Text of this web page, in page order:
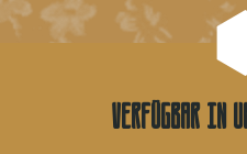
Verfügbar in